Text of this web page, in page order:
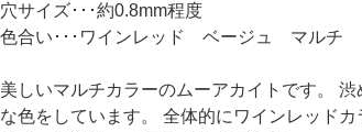
穴サイズ･･･約0.8mm程度
色合い･･･ワインレッド ベージュ マルチ
美しいマルチカラーのムーアカイトです。
な色をしています。 全体的にワインレッド